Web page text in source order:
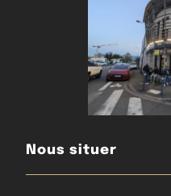
Nous situer